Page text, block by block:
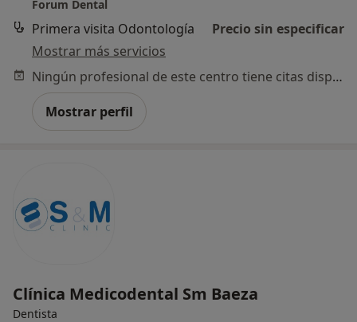
Forum Dental
Primera visita Odontología
Precio sin especificar
Mostrar más servicios
Ningún profesional de este centro tiene citas disponibles
Mostrar perfil
Clínica Medicodental Sm Baeza
Dentista